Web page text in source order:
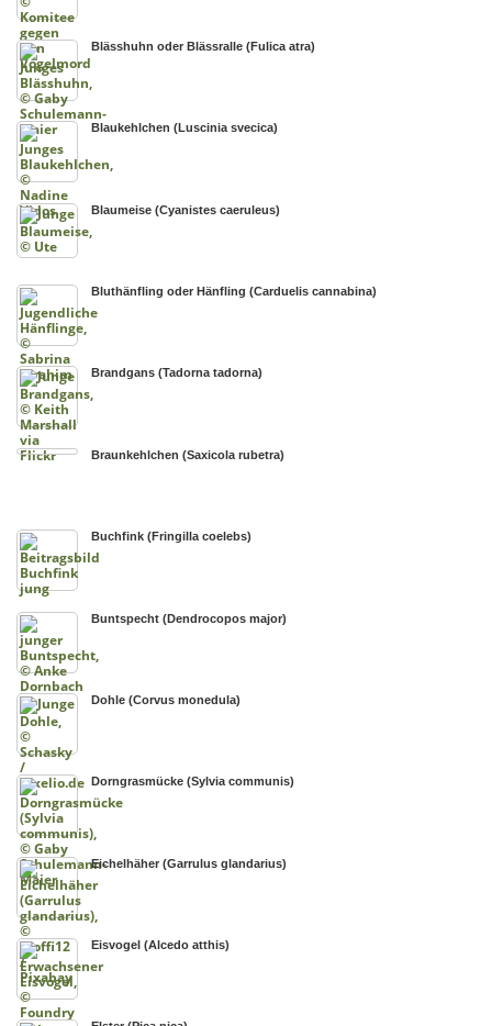
Blässhuhn oder Blässralle (Fulica atra)
Blaukehlchen (Luscinia svecica)
Blaumeise (Cyanistes caeruleus)
Bluthänfling oder Hänfling (Carduelis cannabina)
Brandgans (Tadorna tadorna)
Braunkehlchen (Saxicola rubetra)
Buchfink (Fringilla coelebs)
Buntspecht (Dendrocopos major)
Dohle (Corvus monedula)
Dorngrasmücke (Sylvia communis)
Eichelhäher (Garrulus glandarius)
Eisvogel (Alcedo atthis)